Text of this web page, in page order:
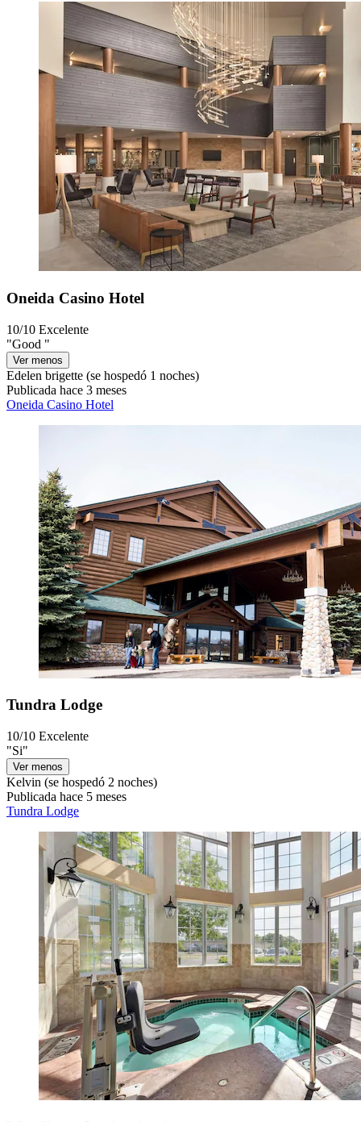
Oneida Casino Hotel
10/10 Excelente
"Good "
Ver menos
Edelen brigette (se hospedó 1 noches)
Publicada hace 3 meses
Oneida Casino Hotel
Tundra Lodge
10/10 Excelente
"Si"
Ver menos
Kelvin (se hospedó 2 noches)
Publicada hace 5 meses
Tundra Lodge